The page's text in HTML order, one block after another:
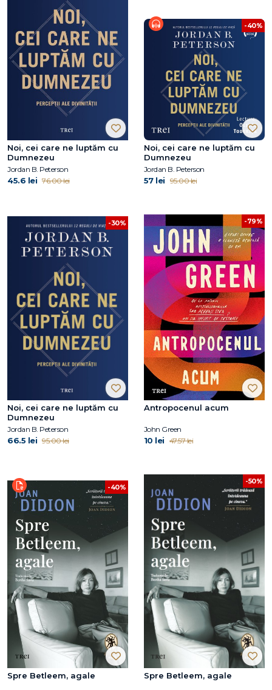
Noi, cei care ne luptăm cu
Dumnezeu
Jordan B. Peterson
45.6 lei 76.00 lei
-40%
Noi, cei care ne luptăm cu
Dumnezeu
Jordan B. Peterson
57 lei 95.00 lei
-30%
Noi, cei care ne luptăm cu
Dumnezeu
Jordan B. Peterson
66.5 lei 95.00 lei
-79%
Antropocenul acum
John Green
10 lei 47.57 lei
-40%
Spre Betleem, agale
-50%
Spre Betleem, agale